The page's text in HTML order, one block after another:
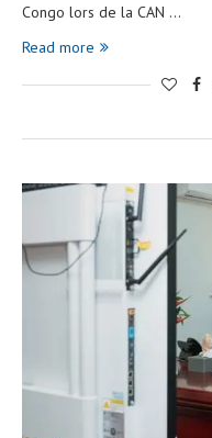
Congo lors de la CAN …
Read more